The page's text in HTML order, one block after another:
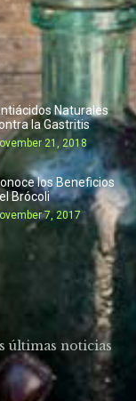
Naturales
la Gastritis
21, 2018
los Beneficios
Brócoli
7, 2017
últimas noticias